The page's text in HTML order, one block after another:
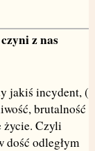
z nas
jakiś incydent, (
brutalność
życie. Czyli
dość odległym